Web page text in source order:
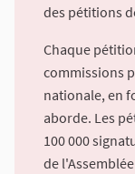
des pétitions
Chaque
commissions
nationale, en
aborde. Les
100 000
de